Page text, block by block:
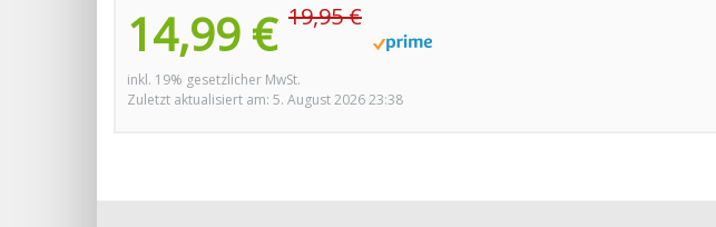
14,99 € 19,95 €
inkl. 19% gesetzlicher MwSt.
Zuletzt aktualisiert am: 5. August 2026 23:38